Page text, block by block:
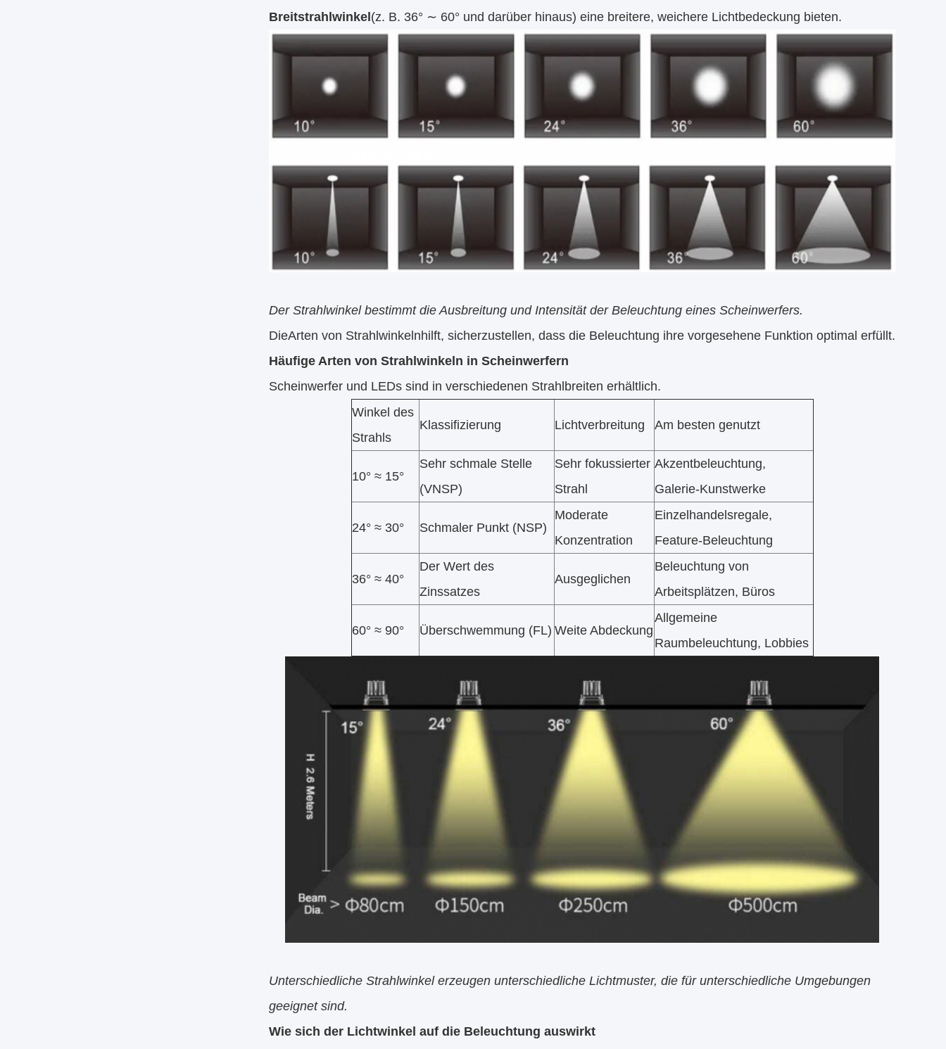
Breitstrahlwinkel (z. B. 36° ∼ 60° und darüber hinaus) eine breitere, weichere Lichtbedeckung bieten.
Der Strahlwinkel bestimmt die Ausbreitung und Intensität der Beleuchtung eines Scheinwerfers.
DieArten von Strahlwinkelnhilft, sicherzustellen, dass die Beleuchtung ihre vorgesehene Funktion optimal erfüllt.
Häufige Arten von Strahlwinkeln in Scheinwerfern
Scheinwerfer und LEDs sind in verschiedenen Strahlbreiten erhältlich.
Winkel des
Strahls
Klassifizierung Lichtverbreitung Am besten genutzt
10° ≈ 15°
Sehr schmale Stelle
(VNSP)
Sehr fokussierter
Strahl
Akzentbeleuchtung,
Galerie-Kunstwerke
24° ≈ 30° Schmaler Punkt (NSP)
Moderate
Konzentration
Einzelhandelsregale,
Feature-Beleuchtung
36° ≈ 40°
Der Wert des
Zinssatzes
Ausgeglichen
Beleuchtung von
Arbeitsplätzen, Büros
60° ≈ 90° Überschwemmung (FL) Weite Abdeckung
Allgemeine
Raumbeleuchtung, Lobbies
Unterschiedliche Strahlwinkel erzeugen unterschiedliche Lichtmuster, die für unterschiedliche Umgebungen
geeignet sind.
Wie sich der Lichtwinkel auf die Beleuchtung auswirkt